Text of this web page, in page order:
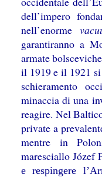
dell’impero
nell’enorme
garantiranno a
armate
il 1919 e il 1921
schieramento
minaccia di una
reagire. Nel
private a
mentre in
maresciallo Józef
e respingere